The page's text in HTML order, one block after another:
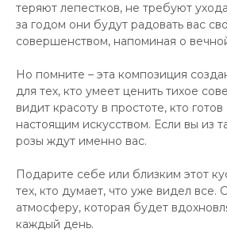
теряют лепестков, не требуют
за годом они будут радовать вас
совершенством, напоминая о
Но помните – эта композиция
для тех, кто умеет ценить тихое
видит красоту в простоте, кто
настоящим искусством. Если вы из
розы ждут именно вас.
Подарите себе или близким этот
тех, кто думает, что уже видел все.
атмосферу, которая будет
каждый день.